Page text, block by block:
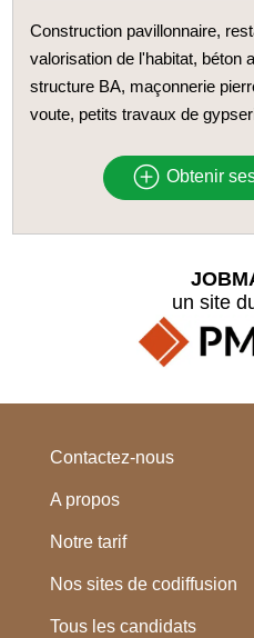
Construction pavillonnaire,
valorisation de l'habitat, béton
structure BA, maçonnerie
voute, petits travaux de
Obtenir
un site
Contactez-nous
A propos
Notre tarif
Nos sites de codiffusion
Tous les candidats